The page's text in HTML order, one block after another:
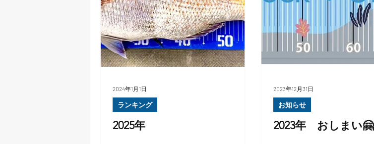
2025年
ランキング
2024年1月1日
2023年 おしまい🤗
お知らせ
2023年12月31日